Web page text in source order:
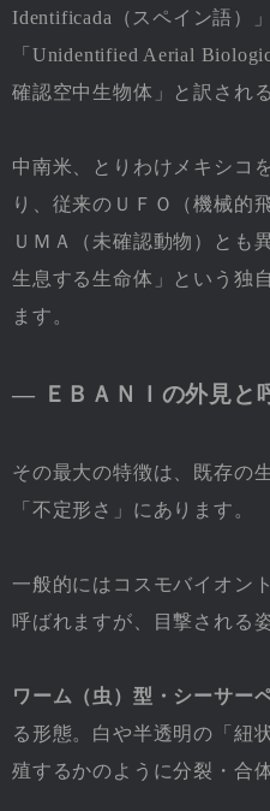
Identificada（スペイン語）
「Unidentified Aerial
確認空中生物体」と訳され
中南米、とりわけメキシコ
り、従来のＵＦＯ（機械的
ＵＭＡ（未確認動物）とも
生息する生命体」という独
ます。
― ＥＢＡＮＩの外見と
その最大の特徴は、既存の
「不定形さ」にあります。
一般的にはコスモバイオン
呼ばれますが、目撃される
ワーム（虫）型・シーサー
る形態。白や半透明の「紐
殖するかのように分裂・合